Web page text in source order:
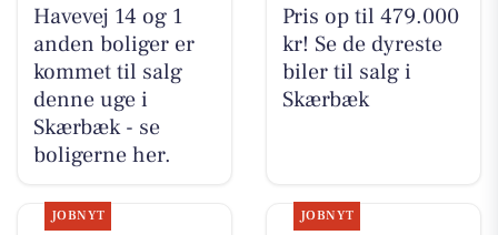
Havevej 14 og 1
anden boliger er
kommet til salg
denne uge i
Skærbæk - se
boligerne her.
Pris op til 479.000
kr! Se de dyreste
biler til salg i
Skærbæk
JOBNYT JOBNYT